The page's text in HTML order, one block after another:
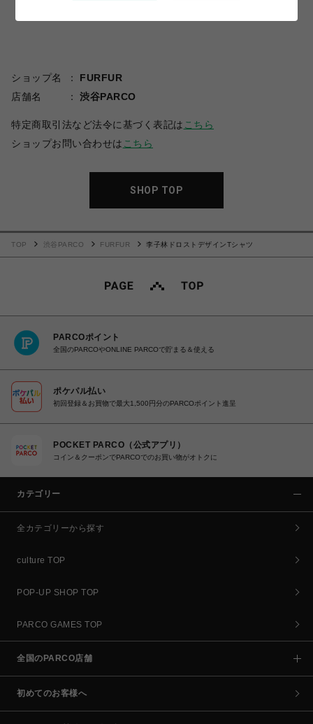
ショップ名
FURFUR
店舗名
渋谷PARCO
特定商取引法など法令に基づく表記は こちら
ショップお問い合わせは こちら
SHOP TOP
TOP 渋谷PARCO FURFUR 李子林ドロストデザインTシャツ
PARCOポイント
全国のPARCOやONLINE PARCOで貯まる＆使える
ポケパル払い
初回登録＆お買物で最大1,500円分のPARCOポイント進呈
POCKET PARCO（公式アプリ）
コイン＆クーポンでPARCOでのお買い物がオトクに
カテゴリー
全カテゴリーから探す
culture TOP
POP-UP SHOP TOP
PARCO GAMES TOP
全国のPARCO店舗
初めてのお客様へ